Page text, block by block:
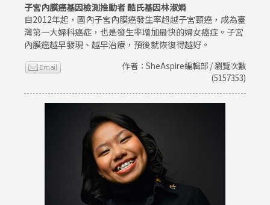
子宮內膜癌基因檢測推動者 酷氏基因林淑娟
自2012年起，國內子宮內膜癌發生率超越子宮頸癌，成為臺
灣第一大婦科癌症，也是發生率增加最快的婦女癌症。子宮
內膜癌越早發現、越早治療，預後就恢復得越好。
作者：SheAspire編輯部 / 瀏覽次數
(5157353)